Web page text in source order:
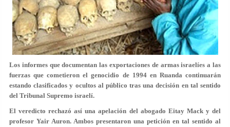
Los informes que documentan las exportaciones de armas israelíes a las
fuerzas que cometieron el genocidio de 1994 en Ruanda continuarán
estando clasificados y ocultos al público tras una decisión en tal sentido
del Tribunal Supremo israelí.
El veredicto rechazó así una apelación del abogado Eitay Mack y del
profesor Yair Auron. Ambos presentaron una petición en tal sentido al